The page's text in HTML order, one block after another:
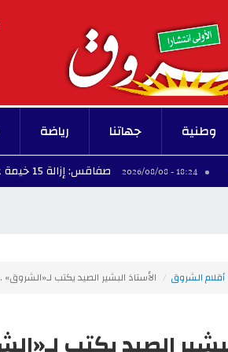
وطنية جهاتنا رياضة
صفاقس: إزالة 15 خيمة عشوائية بشاطئ الكازينو
أقلام الشروق الأستاذ البشير الصيد يكتب